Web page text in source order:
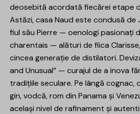
deosebită acordată fiecărei etape
Astăzi, casa Naud este condusă de
fiul său Pierre — oenologi pasionați
charentais — alături de fiica
cincea generație de distilatori.
and Unusual” — curajul de a inova
tradițiile seculare. Pe lângă cognac,
gin, vodcă, rom din Panama și
același nivel de rafinament și